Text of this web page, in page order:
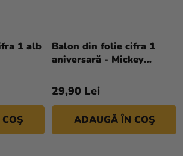
1 alb
Balon din folie cifra 1
aniversară - Mickey
29,90 Lei
ADAUGĂ ÎN COŞ